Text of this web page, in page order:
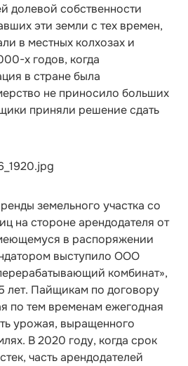
долевой собственности
эти земли с тех времен,
в местных колхозах и
х годов, когда
в стране была
не приносило больших
приняли решение сдать
земельного участка со
на стороне арендодателя от
в распоряжении
выступило ООО
комбинат»,
лет. Пайщикам по договору
по тем временам ежегодная
урожая, выращенного
В 2020 году, когда срок
часть арендодателей